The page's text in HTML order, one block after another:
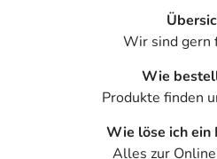
Wir sind gern
Wie
Produkte finden
Wie löse ich ein
Alles zur